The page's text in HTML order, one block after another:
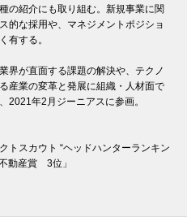
の紹介にも取り組む。新規事業に関
的な採用や、マネジメントポジショ
有する。
界が直面する課題の解決や、テクノ
産業の変革と発展に組織・人材面で
2021年2月ジーニアスに参画。
トスカウト “ヘッドハンターランキン
動産賞 3位」